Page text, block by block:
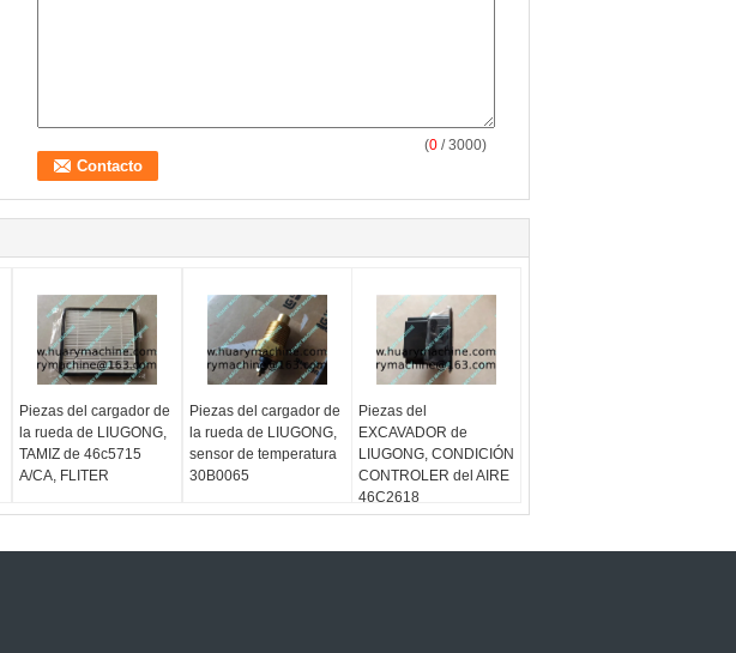
(0 / 3000)
Piezas del cargador de
la rueda de LIUGONG,
TAMIZ de 46c5715
A/CA, FLITER
Piezas del cargador de
la rueda de LIUGONG,
sensor de temperatura
30B0065
Piezas del
EXCAVADOR de
LIUGONG, CONDICIÓN
CONTROLER del AIRE
46C2618